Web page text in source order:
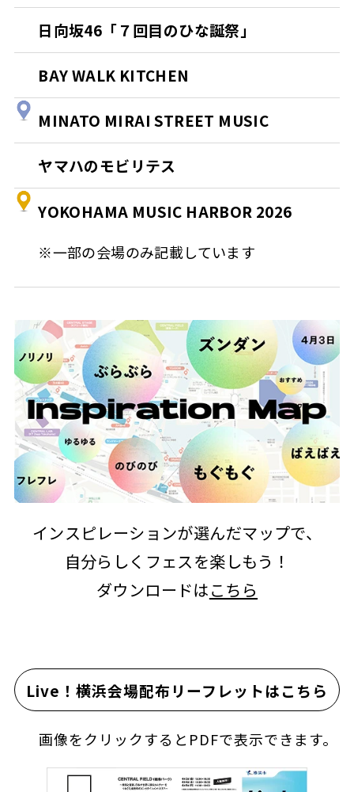
日向坂46「７回目のひな誕祭」
BAY WALK KITCHEN
MINATO MIRAI STREET MUSIC
ヤマハのモビリテス
YOKOHAMA MUSIC HARBOR 2026
※一部の会場のみ記載しています
インスピレーションが選んだマップで、
自分らしくフェスを楽しもう！
ダウンロードはこちら
Live！横浜会場配布リーフレットはこちら
画像をクリックするとPDFで表示できます。